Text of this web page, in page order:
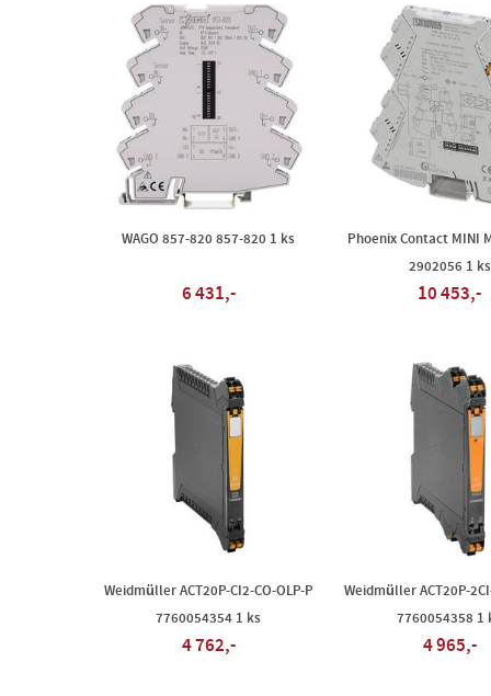
WAGO 857-820 857-820 1 ks
6 431,-
Phoenix Contact MINI
2902056 1 ks
10 453,-
Weidmüller ACT20P-CI2-CO-OLP-P
7760054354 1 ks
4 762,-
Weidmüller ACT20P-
7760054358 1
4 965,-